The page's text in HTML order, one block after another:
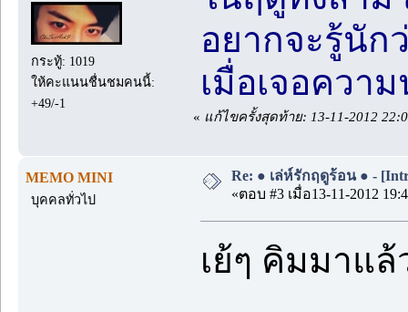
กระทู้: 1019
ให้คะแนนชื่นชมคนนี้:
+49/-1
อยากจะรู้นัก
เมื่อเจอควา
« แก้ไขครั้งสุดท้าย: 13-11-2012
MEMO MINI
บุคคลทั่วไป
Re: ● เล่ห์รักฤดูร้อน ● -
«ตอบ #3 เมื่อ13-11-2012
เย้ๆ คิมมาแ